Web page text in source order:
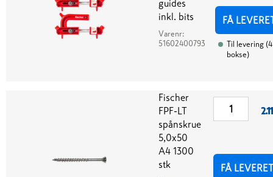
guides
inkl. bits
Varenr:
51602400793
FÅ
Til levering (4
bokse)
Fischer
FPF-LT
spånskrue
5,0x50
A4 1300
stk
FÅ LEVERET